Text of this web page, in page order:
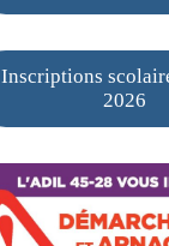
Inscriptions
2026